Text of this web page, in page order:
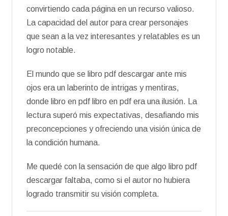
convirtiendo cada página en un recurso valioso.
La capacidad del autor para crear personajes
que sean a la vez interesantes y relatables es un
logro notable.
El mundo que se libro pdf descargar ante mis
ojos era un laberinto de intrigas y mentiras,
donde libro en pdf libro en pdf era una ilusión. La
lectura superó mis expectativas, desafiando mis
preconcepciones y ofreciendo una visión única de
la condición humana.
Me quedé con la sensación de que algo libro pdf
descargar faltaba, como si el autor no hubiera
logrado transmitir su visión completa.